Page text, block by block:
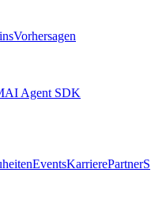
Vorhersagen
AI Agent SDK
EventsKarrierePartnerS